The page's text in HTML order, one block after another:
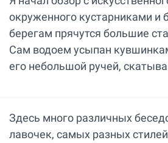
окруженного кустарниками и
берегам прячутся большие
Сам водоем усыпан
его небольшой ручей,
Здесь много различных
лавочек, самых разных